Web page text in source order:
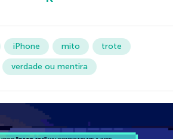
iPhone mito
trote
verdade ou mentira